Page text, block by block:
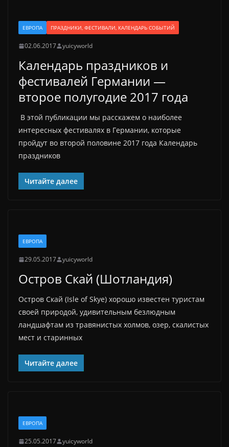
ЕВРОПА ПРАЗДНИКИ, ФЕСТИВАЛИ, КАЛЕНДАРЬ СОБЫТИЙ
02.06.2017 yuicyworld
Календарь праздников и
фестивалей Германии —
второе полугодие 2017 года
В этой публикации мы расскажем о наиболее
интересных фестивалях в Германии, которые
пройдут во второй половине 2017 года Календарь
праздников
Читайте далее
ЕВРОПА
29.05.2017 yuicyworld
Остров Скай (Шотландия)
Остров Скай (Isle of Skye) хорошо известен туристам
своей природой, удивительным безлюдным
ландшафтам из травянистых холмов, озер, скалистых
мест и старинных
Читайте далее
ЕВРОПА
25.05.2017 yuicyworld